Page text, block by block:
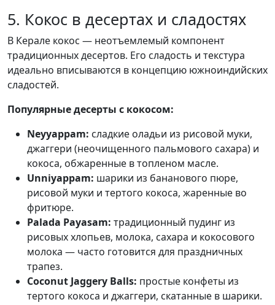
5. Кокос в десертах и сладостях
В Керале кокос — неотъемлемый компонент
традиционных десертов. Его сладость и текстура
идеально вписываются в концепцию южноиндийских
сладостей.
Популярные десерты с кокосом:
Neyyappam: сладкие оладьи из рисовой муки,
джаггери (неочищенного пальмового сахара) и
кокоса, обжаренные в топленом масле.
Unniyappam: шарики из бананового пюре,
рисовой муки и тертого кокоса, жаренные во
фритюре.
Palada Payasam: традиционный пудинг из
рисовых хлопьев, молока, сахара и кокосового
молока — часто готовится для праздничных
трапез.
Coconut Jaggery Balls: простые конфеты из
тертого кокоса и джаггери, скатанные в шарики.